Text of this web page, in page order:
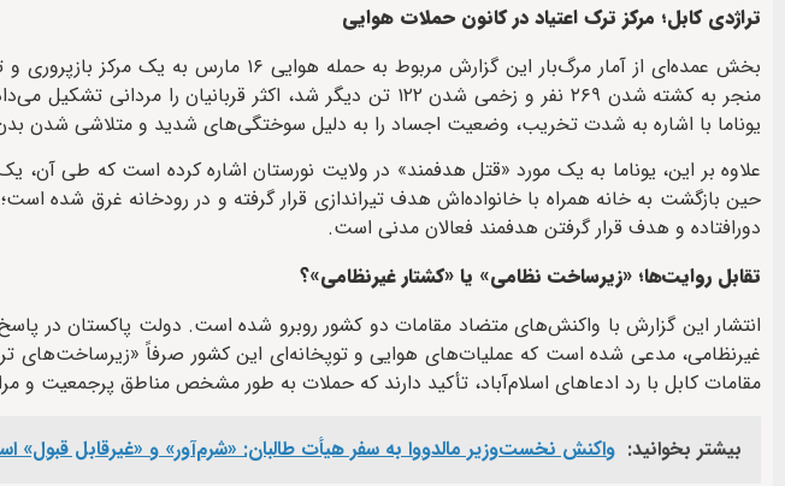
تراژدی کابل؛ مرکز ترک اعتیاد در کانون حملات هوایی
بخش عمده‌ای از آمار مرگ‌بار این گزارش مربوط به
منجر به کشته شدن ۲۶۹ نفر و زخمی شدن ۱۲۲ تن دیگر شد، اکثر
یوناما با اشاره به شدت تخریب، وضعیت اجساد را به دلیل سوختگی‌های شدید و متلاشی شدن
حین بازگشت به خانه همراه با خانواده‌اش هدف تیراندازی قرار گرفته و در رودخانه غرق شده
دورافتاده و هدف قرار گرفتن هدفمند فعالان مدنی است.
تقابل روایت‌ها؛ «زیرساخت نظامی» یا «کشتار غیرنظامی»؟
انتشار این گزارش با واکنش‌های متضاد مقامات دو کشور روبرو شده است. دولت پاکستان در
غیرنظامی، مدعی شده است که عملیات‌های هوایی و توپخانه‌ای این کشور صرفاً «زیرساخت‌های
مقامات کابل با رد ادعاهای اسلام‌آباد، تأکید دارند که حملات به طور مشخص مناطق پرجمعیت و
بیشتر بخوانید: واکنش نخست‌وزیر مالدووا به سفر هیأت طالبان: «شرم‌آور» و «غیرقابل قبول»